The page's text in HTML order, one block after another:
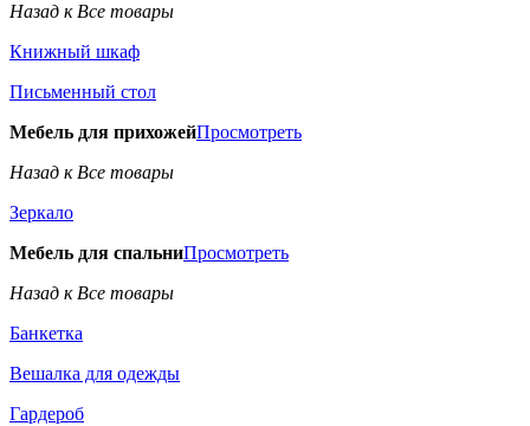
Назад к Все товары
Книжный шкаф
Письменный стол
Мебель для прихожейПросмотреть
Назад к Все товары
Зеркало
Мебель для спальниПросмотреть
Назад к Все товары
Банкетка
Вешалка для одежды
Гардероб